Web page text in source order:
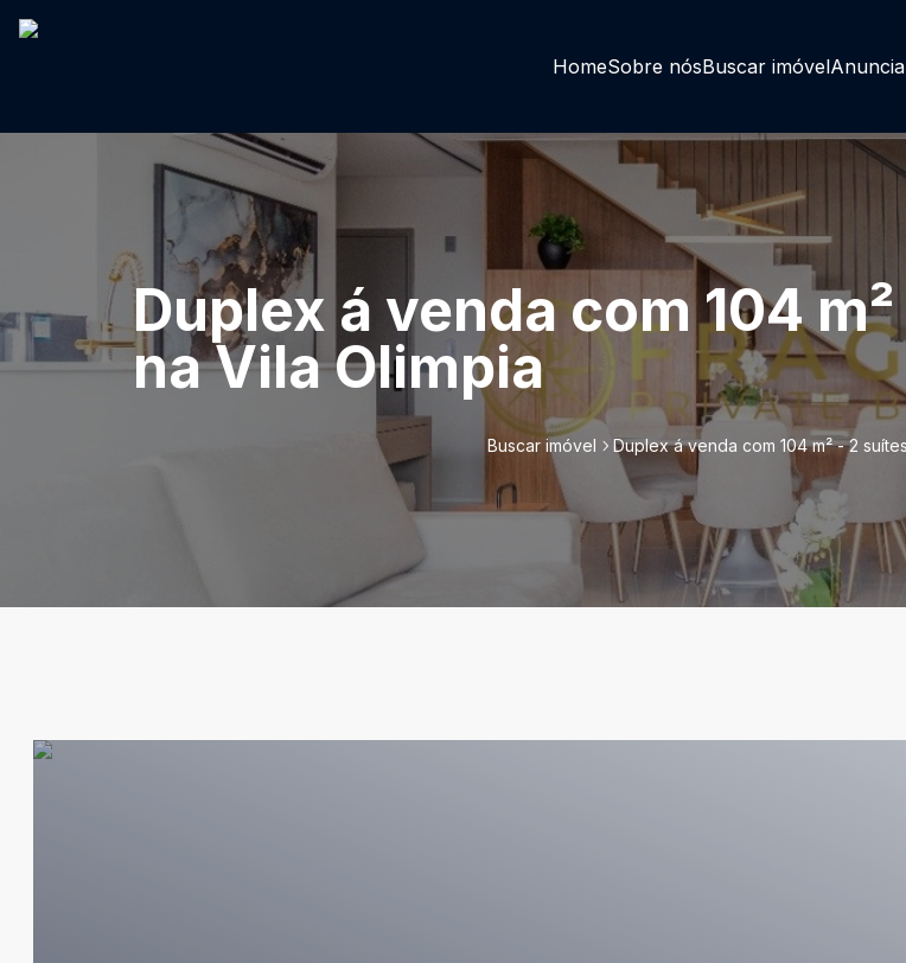
HomeSobre nósBuscar imóvel
Duplex á venda com 104
na Vila Olimpia
Buscar imóvel Duplex á venda com 104 m² - 2